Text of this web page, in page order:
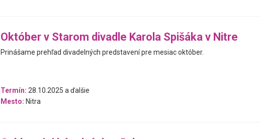
Október v Starom divadle Karola Spišáka v Nitre
Prinášame prehľad divadelných predstavení pre mesiac október.
Termín: 28.10.2025 a ďalšie
Mesto: Nitra